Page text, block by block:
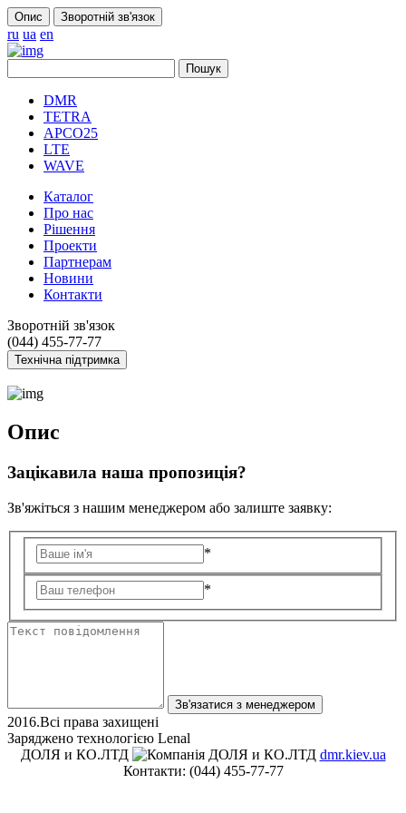
Опис Зворотній зв'язок
ru ua en
DMR
TETRA
APCO25
LTE
WAVE
Каталог
Про нас
Рішення
Проекти
Партнерам
Новини
Контакти
Зворотній зв'язок
(044) 455-77-77
Технічна підтримка
Опис
Зацікавила наша пропозиція?
Зв'яжіться з нашим менеджером або залиште заявку:
*
*
2016.Всі права захищені
Заряджено технологією Lenal
ДОЛЯ и КО.ЛТД
dmr.kiev.ua
Контакти: (044) 455-77-77